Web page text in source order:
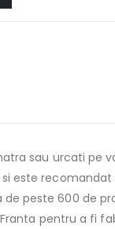
sau urcati pe
este
peste 600 de
pentru a fi